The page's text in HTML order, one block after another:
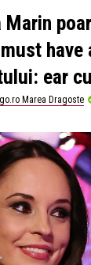
Marin
have
ear
Marea Dragoste